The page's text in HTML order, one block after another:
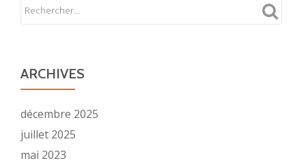
ARCHIVES
décembre 2025
juillet 2025
mai 2023